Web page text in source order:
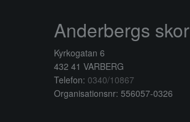
Anderbergs skor
Kyrkogatan 6
432 41 VARBERG
Telefon: 0340/10867
Organisationsnr: 556057-0326